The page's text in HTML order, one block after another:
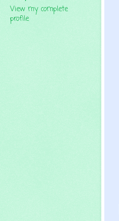
View my complete
profile